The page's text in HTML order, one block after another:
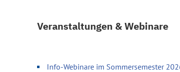
Veranstaltungen & Webinare
Info-Webinare im Sommersemester